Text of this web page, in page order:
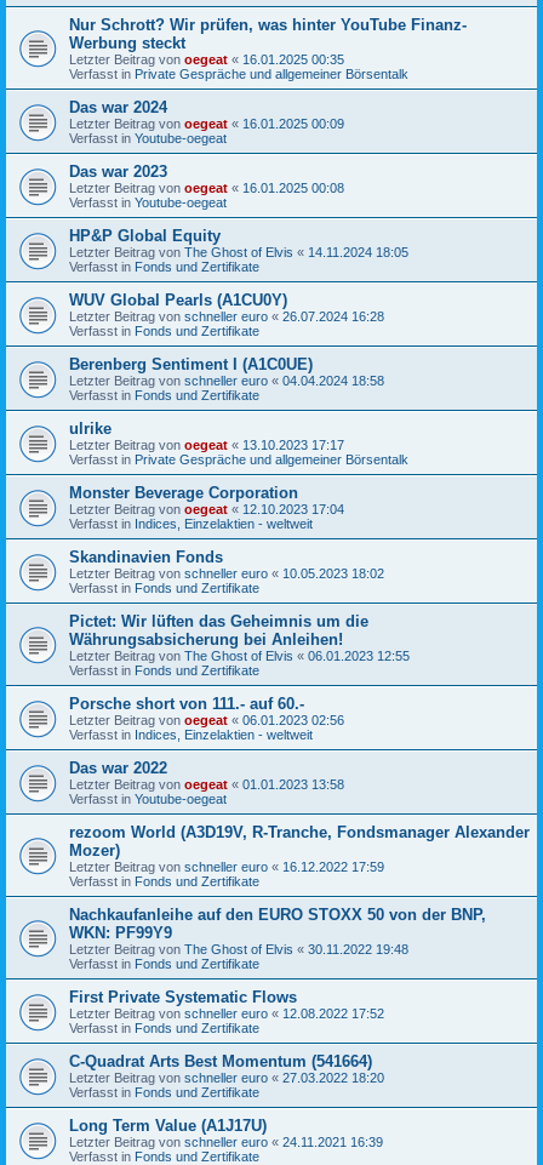
Nur Schrott? Wir prüfen, was hinter YouTube Finanz-
Werbung steckt
Letzter Beitrag von oegeat « 16.01.2025 00:35
Verfasst in Private Gespräche und allgemeiner Börsentalk
Das war 2024
Letzter Beitrag von oegeat « 16.01.2025 00:09
Verfasst in Youtube-oegeat
Das war 2023
Letzter Beitrag von oegeat « 16.01.2025 00:08
Verfasst in Youtube-oegeat
HP&P Global Equity
Letzter Beitrag von The Ghost of Elvis « 14.11.2024 18:05
Verfasst in Fonds und Zertifikate
WUV Global Pearls (A1CU0Y)
Letzter Beitrag von schneller euro « 26.07.2024 16:28
Verfasst in Fonds und Zertifikate
Berenberg Sentiment I (A1C0UE)
Letzter Beitrag von schneller euro « 04.04.2024 18:58
Verfasst in Fonds und Zertifikate
ulrike
Letzter Beitrag von oegeat « 13.10.2023 17:17
Verfasst in Private Gespräche und allgemeiner Börsentalk
Monster Beverage Corporation
Letzter Beitrag von oegeat « 12.10.2023 17:04
Verfasst in Indices, Einzelaktien - weltweit
Skandinavien Fonds
Letzter Beitrag von schneller euro « 10.05.2023 18:02
Verfasst in Fonds und Zertifikate
Pictet: Wir lüften das Geheimnis um die
Währungsabsicherung bei Anleihen!
Letzter Beitrag von The Ghost of Elvis « 06.01.2023 12:55
Verfasst in Fonds und Zertifikate
Porsche short von 111.- auf 60.-
Letzter Beitrag von oegeat « 06.01.2023 02:56
Verfasst in Indices, Einzelaktien - weltweit
Das war 2022
Letzter Beitrag von oegeat « 01.01.2023 13:58
Verfasst in Youtube-oegeat
rezoom World (A3D19V, R-Tranche, Fondsmanager Alexander
Mozer)
Letzter Beitrag von schneller euro « 16.12.2022 17:59
Verfasst in Fonds und Zertifikate
Nachkaufanleihe auf den EURO STOXX 50 von der BNP,
WKN: PF99Y9
Letzter Beitrag von The Ghost of Elvis « 30.11.2022 19:48
Verfasst in Fonds und Zertifikate
First Private Systematic Flows
Letzter Beitrag von schneller euro « 12.08.2022 17:52
Verfasst in Fonds und Zertifikate
C-Quadrat Arts Best Momentum (541664)
Letzter Beitrag von schneller euro « 27.03.2022 18:20
Verfasst in Fonds und Zertifikate
Long Term Value (A1J17U)
Letzter Beitrag von schneller euro « 24.11.2021 16:39
Verfasst in Fonds und Zertifikate